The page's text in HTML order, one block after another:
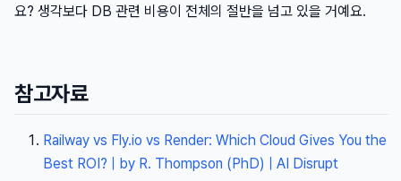
요? 생각보다 DB 관련 비용이 전체의 절반을 넘고 있을 거예요.
참고자료
Railway vs Fly.io vs Render: Which Cloud Gives You the
Best ROI? | by R. Thompson (PhD) | AI Disrupt